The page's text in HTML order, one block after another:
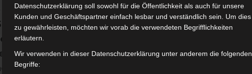
spricht im
über die pandemiebedingt prekäre
ihr ehemaliges Kerngeschäft in Form
Ausstattung über die letzten zwei
ist. Auch wenn alternative und neue
Datenschutzerklärung soll sowohl für die Öffentlichkeit als auch für unsere
Kunden und Geschäftspartner einfach lesbar und verständlich sein. Um dies
zu gewährleisten, möchten wir vorab die verwendeten Begrifflichkeiten
erläutern.
Wir verwenden in dieser Datenschutzerklärung unter anderem die folgenden
Begriffe: